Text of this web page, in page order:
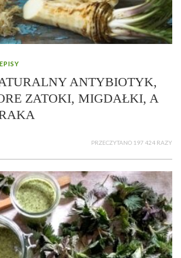
ANTYBIOTYK,
ZATOKI, MIGDAŁKI, A
PRZECZYTANO 197 424 RAZY